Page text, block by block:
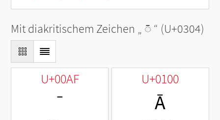
Mit diakritischem Zeichen „ ◌̄ “ (U+0304)
U+00AF
¯
U+0100
Ā